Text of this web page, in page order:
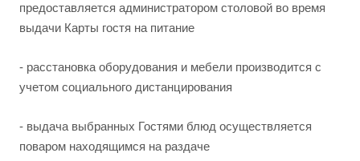
предоставляется администратором столовой во время
выдачи Карты гостя на питание
- расстановка оборудования и мебели производится с
учетом социального дистанцирования
- выдача выбранных Гостями блюд осуществляется
поваром находящимся на раздаче